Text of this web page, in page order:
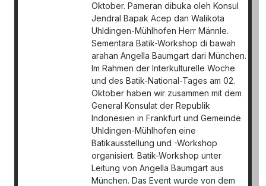
Oktober. Pameran dibuka oleh Konsul
Jendral Bapak Acep dan Walikota
Uhldingen-Mühlhofen Herr Männle.
Sementara Batik-Workshop di bawah
arahan Angella Baumgart dari München.
Im Rahmen der Interkulturelle Woche
und des Batik-National-Tages am 02.
Oktober haben wir zusammen mit dem
General Konsulat der Republik
Indonesien in Frankfurt und Gemeinde
Uhldingen-Mühlhofen eine
Batikausstellung und -Workshop
organisiert. Batik-Workshop unter
Leitung von Angella Baumgart aus
München. Das Event wurde von dem